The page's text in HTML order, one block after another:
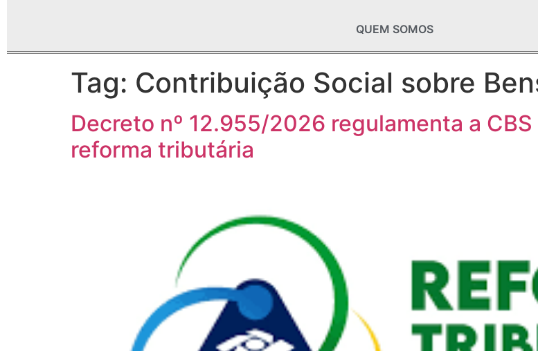
QUEM SOMOS
Tag: Contribuição Social sobre
Decreto nº 12.955/2026 regulamenta a
reforma tributária